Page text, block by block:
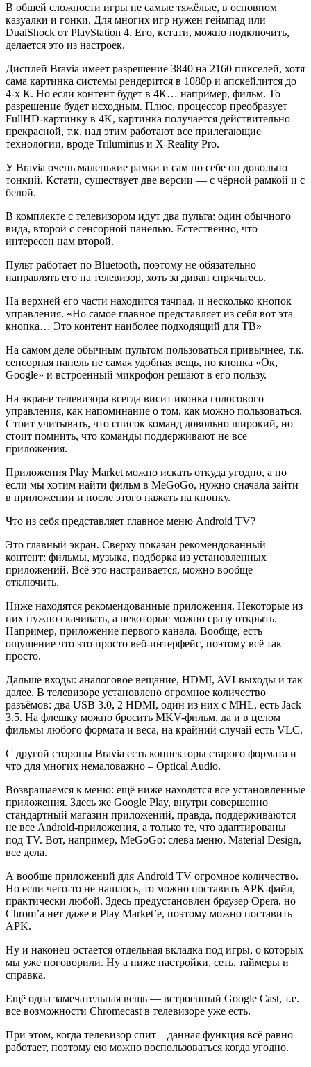
В общей сложности игры не самые тяжёлые, в основном
казуалки и гонки. Для многих игр нужен геймпад или
DualShock от PlayStation 4. Его, кстати, можно подключить,
делается это из настроек.
Дисплей Bravia имеет разрешение 3840 на 2160 пикселей, хотя
сама картинка системы рендерится в 1080p и апскейлится до
4-х К. Но если контент будет в 4К… например, фильм. То
разрешение будет исходным. Плюс, процессор преобразует
FullHD-картинку в 4K, картинка получается действительно
прекрасной, т.к. над этим работают все прилегающие
технологии, вроде Triluminus и X-Reality Pro.
У Bravia очень маленькие рамки и сам по себе он довольно
тонкий. Кстати, существует две версии — с чёрной рамкой и с
белой.
В комплекте с телевизором идут два пульта: один обычного
вида, второй с сенсорной панелью. Естественно, что
интересен нам второй.
Пульт работает по Bluetooth, поэтому не обязательно
направлять его на телевизор, хоть за диван спрячьтесь.
На верхней его части находится тачпад, и несколько кнопок
управления. «Но самое главное представляет из себя вот эта
кнопка… Это контент наиболее подходящий для ТВ»
На самом деле обычным пультом пользоваться привычнее, т.к.
сенсорная панель не самая удобная вещь, но кнопка «Ок,
Google» и встроенный микрофон решают в его пользу.
На экране телевизора всегда висит иконка голосового
управления, как напоминание о том, как можно пользоваться.
Стоит учитывать, что список команд довольно широкий, но
стоит помнить, что команды поддерживают не все
приложения.
Приложения Play Market можно искать откуда угодно, а но
если мы хотим найти фильм в MeGoGo, нужно сначала зайти
в приложении и после этого нажать на кнопку.
Что из себя представляет главное меню Android TV?
Это главный экран. Сверху показан рекомендованный
контент: фильмы, музыка, подборка из установленных
приложений. Всё это настраивается, можно вообще
отключить.
Ниже находятся рекомендованные приложения. Некоторые из
них нужно скачивать, а некоторые можно сразу открыть.
Например, приложение первого канала. Вообще, есть
ощущение что это просто веб-интерфейс, поэтому всё так
просто.
Дальше входы: аналоговое вещание, HDMI, AVI-выходы и так
далее. В телевизоре установлено огромное количество
разъёмов: два USB 3.0, 2 HDMI, один из них с MHL, есть Jack
3.5. На флешку можно бросить MKV-фильм, да и в целом
фильмы любого формата и веса, на крайний случай есть VLC.
С другой стороны Bravia есть коннекторы старого формата и
что для многих немаловажно – Optical Audio.
Возвращаемся к меню: ещё ниже находятся все установленные
приложения. Здесь же Google Play, внутри совершенно
стандартный магазин приложений, правда, поддерживаются
не все Android-приложения, а только те, что адаптированы
под TV. Вот, например, MeGoGo: слева меню, Material Design,
все дела.
А вообще приложений для Android TV огромное количество.
Но если чего-то не нашлось, то можно поставить APK-файл,
практически любой. Здесь предустановлен браузер Opera, но
Chrom’а нет даже в Play Market’е, поэтому можно поставить
APK.
Ну и наконец остается отдельная вкладка под игры, о которых
мы уже поговорили. Ну а ниже настройки, сеть, таймеры и
справка.
Ещё одна замечательная вещь — встроенный Google Cast, т.е.
все возможности Chromecast в телевизоре уже есть.
При этом, когда телевизор спит – данная функция всё равно
работает, поэтому ею можно воспользоваться когда угодно.